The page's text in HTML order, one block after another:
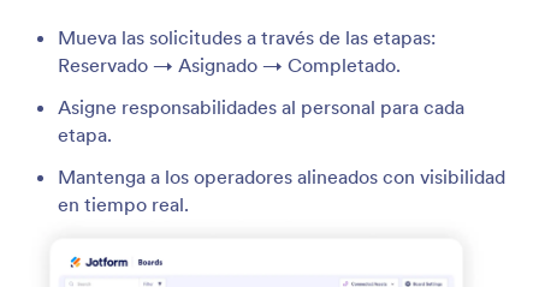
Mueva las solicitudes a través de las etapas:
Reservado → Asignado → Completado.
Asigne responsabilidades al personal para cada
etapa.
Mantenga a los operadores alineados con visibilidad
en tiempo real.